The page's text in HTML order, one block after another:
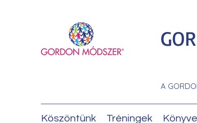
A
Köszöntünk Tréningek